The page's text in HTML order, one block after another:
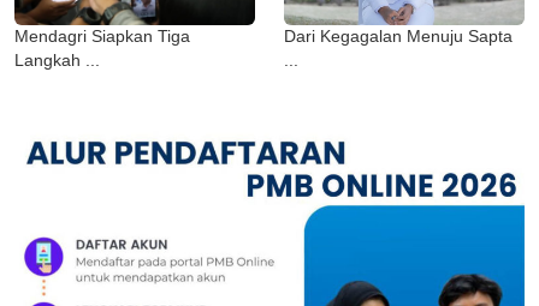
Mendagri Siapkan Tiga
Langkah ...
Dari Kegagalan Menuju Sapta
...